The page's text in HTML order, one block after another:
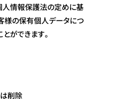
人情報保護法の定めに基
様の保有個人データにつ
ができます。
削除